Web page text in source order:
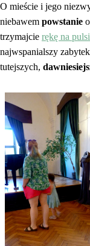
O mieście i jego
niebawem powstanie
trzymajcie rękę na
najwspanialszy
tutejszych,